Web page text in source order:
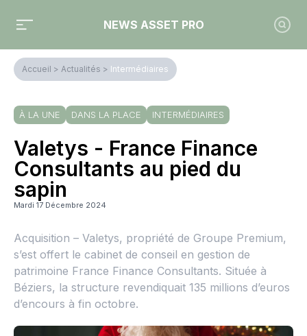
NEWS ASSET PRO
Accueil > Actualités > Intermédiaires
À LA UNE DANS LA PLACE INTERMÉDIAIRES
Valetys - France Finance
Consultants au pied du
sapin
Mardi 17 Décembre 2024
Acquisition – Valetys, propriété de Groupe Premium,
s’est offert le cabinet de conseil en gestion de
patrimoine France Finance Consultants. Située à
Béziers, la structure revendiquait 135 millions d’euros
d’encours à fin octobre.